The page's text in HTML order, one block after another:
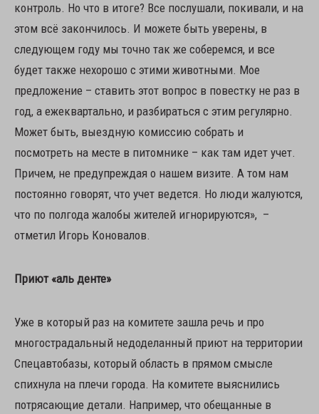
контроль. Но что в итоге? Все послушали, покивали, и на
этом всё закончилось. И можете быть уверены, в
следующем году мы точно так же соберемся, и все
будет также нехорошо с этими животными. Мое
предложение – ставить этот вопрос в повестку не раз в
год, а ежеквартально, и разбираться с этим регулярно.
Может быть, выездную комиссию собрать и
посмотреть на месте в питомнике – как там идет учет.
Причем, не предупреждая о нашем визите. А том нам
постоянно говорят, что учет ведется. Но люди жалуются,
что по полгода жалобы жителей игнорируются», –
отметил Игорь Коновалов.
Приют «аль денте»
Уже в который раз на комитете зашла речь и про
многострадальный недоделанный приют на территории
Спецавтобазы, который область в прямом смысле
спихнула на плечи города. На комитете выяснились
потрясающие детали. Например, что обещанные в